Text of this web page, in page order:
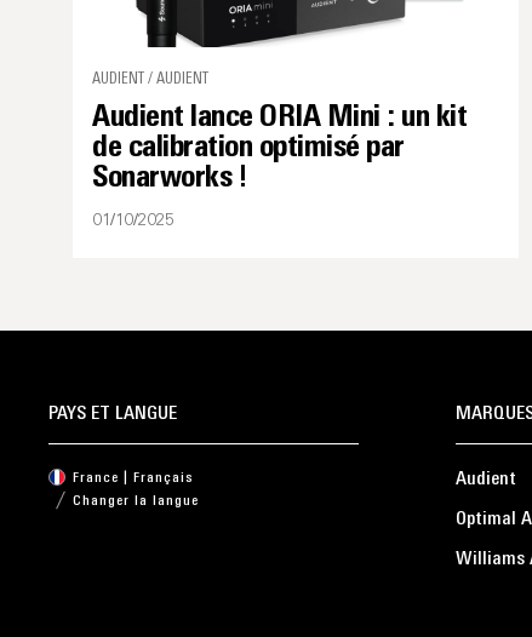
AUDIENT / AUDIENT
Audient lance ORIA Mini : un kit
de calibration optimisé par
Sonarworks !
01/10/2025
Audient
Optimal
Williams
PAYS ET LANGUE
France | Français
Changer la langue